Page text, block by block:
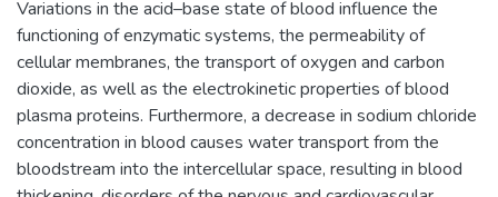
Variations in the acid–base state of blood influence the
functioning of enzymatic systems, the permeability of
cellular membranes, the transport of oxygen and carbon
dioxide, as well as the electrokinetic properties of blood
plasma proteins. Furthermore, a decrease in sodium chloride
concentration in blood causes water transport from the
bloodstream into the intercellular space, resulting in blood